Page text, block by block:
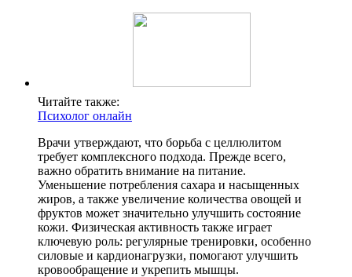
Читайте также:
Психолог онлайн
Врачи утверждают, что борьба с целлюлитом
требует комплексного подхода. Прежде всего,
важно обратить внимание на питание.
Уменьшение потребления сахара и насыщенных
жиров, а также увеличение количества овощей и
фруктов может значительно улучшить состояние
кожи. Физическая активность также играет
ключевую роль: регулярные тренировки, особенно
силовые и кардионагрузки, помогают улучшить
кровообращение и укрепить мышцы.